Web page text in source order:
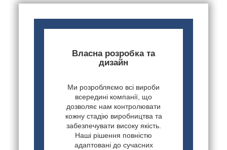
Власна розробка та
дизайн
Ми розробляємо всі вироби
всередині компанії, що
дозволяє нам контролювати
кожну стадію виробництва та
забезпечувати високу якість.
Наші рішення повністю
адаптовані до сучасних